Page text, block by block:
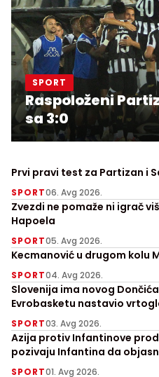
SPORT
Raspoloženi
sa 3:0
Prvi pravi test za Partizan i
SPORT06. Avg 2026.
Zvezdi ne pomaže ni igrač
Hapoela
SPORT05. Avg 2026.
Kecmanović u drugom kolu
SPORT04. Avg 2026.
Slovenija ima novog
Evrobasketu nastavio
SPORT03. Avg 2026.
Azija protiv Infantinove
pozivaju Infantina da
SPORT01. Avg 2026.